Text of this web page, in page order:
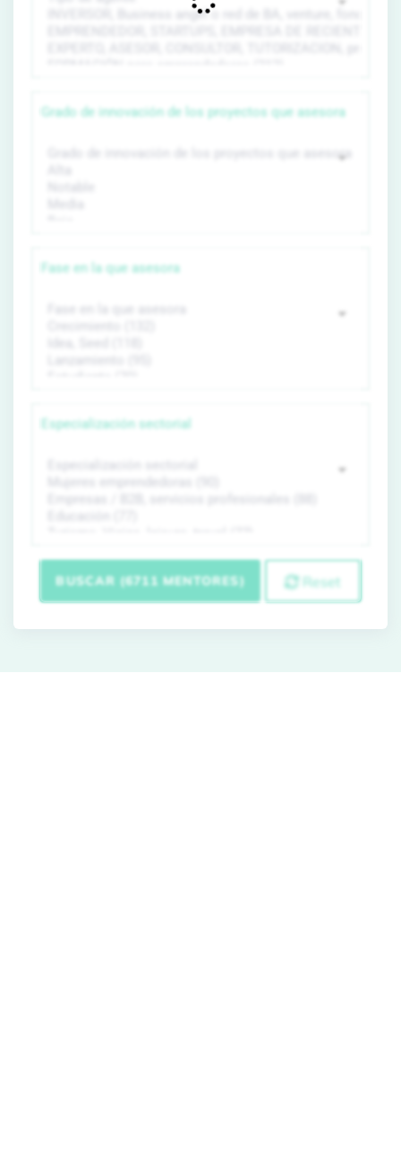
Grado de innovación de los proyectos que asesora
Fase en la que asesora
Especialización sectorial
BUSCAR (6711 MENTORES) Reset